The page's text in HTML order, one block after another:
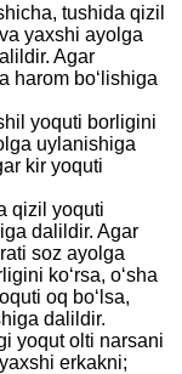
tushida qizil
yaxshi ayolga
Agar
harom bo‘lishiga
yoquti borligini
uylanishiga
kir yoquti
qizil yoquti
dalildir. Agar
soz ayolga
ko‘rsa, o‘sha
oq bo‘lsa,
dalildir.
yoqut olti narsani
erkakni;